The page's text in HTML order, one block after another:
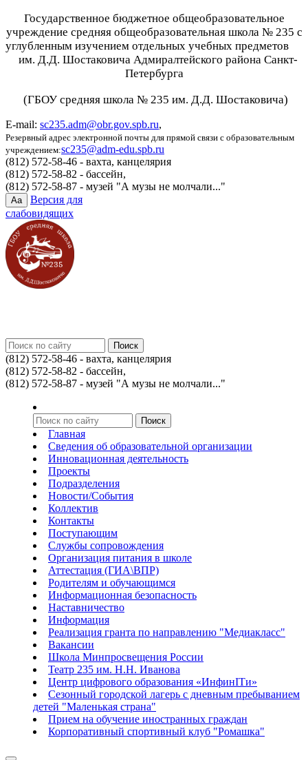
Государственное бюджетное общеобразовательное
учреждение средняя общеобразовательная школа № 235 с
углубленным изучением отдельных учебных предметов
им. Д.Д. Шостаковича Адмиралтейского района Санкт-
Петербурга
(ГБОУ средняя школа № 235 им. Д.Д. Шостаковича)
E-mail: sc235.adm@obr.gov.spb.ru,
Резервный адрес электронной почты для прямой связи с образовательным
учреждением:sc235@adm-edu.spb.ru
(812) 572-58-46 - вахта, канцелярия
(812) 572-58-82 - бассейн,
(812) 572-58-87 - музей "А музы не молчали..."
Aa
Версия для
слабовидящих
(812) 572-58-46 - вахта, канцелярия
(812) 572-58-82 - бассейн,
(812) 572-58-87 - музей "А музы не молчали..."
Главная
Сведения об образовательной организации
Инновационная деятельность
Проекты
Подразделения
Новости/События
Коллектив
Контакты
Поступающим
Службы сопровождения
Организация питания в школе
Аттестация (ГИА\ВПР)
Родителям и обучающимся
Информационная безопасность
Наставничество
Информация
Реализация гранта по направлению "Медиакласс"
Вакансии
Школа Минпросвещения России
Театр 235 им. Н.Н. Иванова
Центр цифрового образования «ИнфинITи»
Сезонный городской лагерь с дневным пребыванием
детей "Маленькая страна"
Прием на обучение иностранных граждан
Корпоративный спортивный клуб "Ромашка"